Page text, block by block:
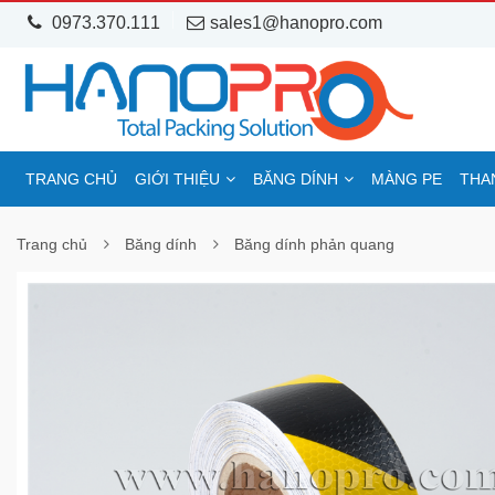
0973.370.111 sales1@hanopro.com
TRANG CHỦ GIỚI THIỆU BĂNG DÍNH MÀNG PE
Trang chủ Băng dính Băng dính phản quang